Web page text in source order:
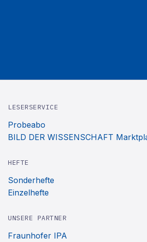
LESERSERVICE
Probeabo
BILD DER WISSENSCHAFT
HEFTE
Sonderhefte
Einzelhefte
UNSERE PARTNER
Fraunhofer IPA